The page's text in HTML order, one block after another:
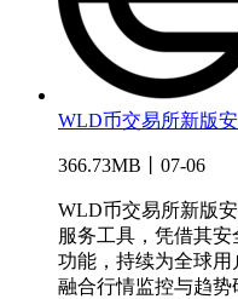
WLD币交易所新版
366.73MB丨07-06
WLD币交易所新版
服务工具，凭借其
功能，持续为全球
融合行情监控与趋势